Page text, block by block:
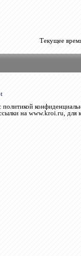
Текущее
на www.kroi.ru, для